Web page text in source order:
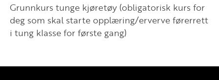
Grunnkurs tunge kjøretøy (obligatorisk kurs for
deg som skal starte opplæring/erverve førerrett
i tung klasse for første gang)